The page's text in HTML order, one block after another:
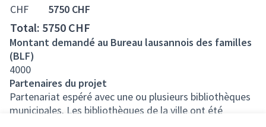
CHF
5750 CHF
Total: 5750 CHF
Montant demandé au Bureau lausannois des familles
(BLF)
4000
Partenaires du projet
Partenariat espéré avec une ou plusieurs bibliothèques
municipales. Les bibliothèques de la ville ont été